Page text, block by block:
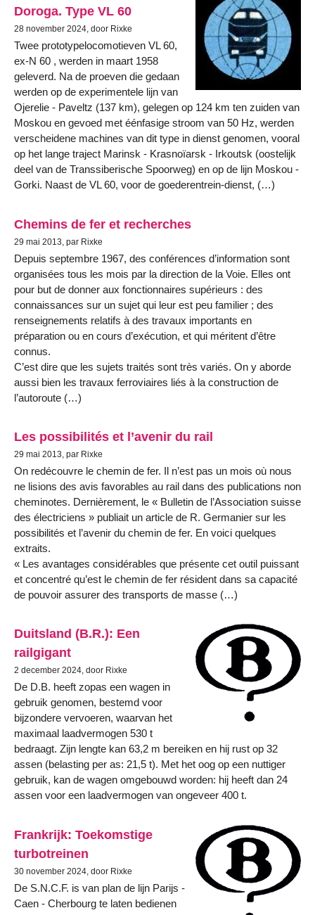
Doroga. Type VL 60
28 november 2024, door Rixke
Twee prototypelocomotieven VL 60,
ex-N 60 , werden in maart 1958
geleverd. Na de proeven die gedaan
werden op de experimentele lijn van
Ojerelie - Paveltz (137 km), gelegen op 124 km ten zuiden van
Moskou en gevoed met éénfasige stroom van 50 Hz, werden
verscheidene machines van dit type in dienst genomen, vooral
op het lange traject Marinsk - Krasnoïarsk - Irkoutsk (oostelijk
deel van de Transsiberische Spoorweg) en op de lijn Moskou -
Gorki. Naast de VL 60, voor de goederentrein-dienst, (…)
Chemins de fer et recherches
29 mai 2013, par Rixke
Depuis septembre 1967, des conférences d’information sont
organisées tous les mois par la direction de la Voie. Elles ont
pour but de donner aux fonctionnaires supérieurs : des
connaissances sur un sujet qui leur est peu familier ; des
renseignements relatifs à des travaux importants en
préparation ou en cours d’exécution, et qui méritent d’être
connus.
C’est dire que les sujets traités sont très variés. On y aborde
aussi bien les travaux ferroviaires liés à la construction de
l’autoroute (…)
Les possibilités et l’avenir du rail
29 mai 2013, par Rixke
On redécouvre le chemin de fer. Il n’est pas un mois où nous
ne lisions des avis favorables au rail dans des publications non
cheminotes. Dernièrement, le « Bulletin de l’Association suisse
des électriciens » publiait un article de R. Germanier sur les
possibilités et l’avenir du chemin de fer. En voici quelques
extraits.
« Les avantages considérables que présente cet outil puissant
et concentré qu’est le chemin de fer résident dans sa capacité
de pouvoir assurer des transports de masse (…)
Duitsland (B.R.): Een
railgigant
2 december 2024, door Rixke
De D.B. heeft zopas een wagen in
gebruik genomen, bestemd voor
bijzondere vervoeren, waarvan het
maximaal laadvermogen 530 t
bedraagt. Zijn lengte kan 63,2 m bereiken en hij rust op 32
assen (belasting per as: 21,5 t). Met het oog op een nuttiger
gebruik, kan de wagen omgebouwd worden: hij heeft dan 24
assen voor een laadvermogen van ongeveer 400 t.
Frankrijk: Toekomstige
turbotreinen
30 november 2024, door Rixke
De S.N.C.F. is van plan de lijn Parijs -
Caen - Cherbourg te laten bedienen